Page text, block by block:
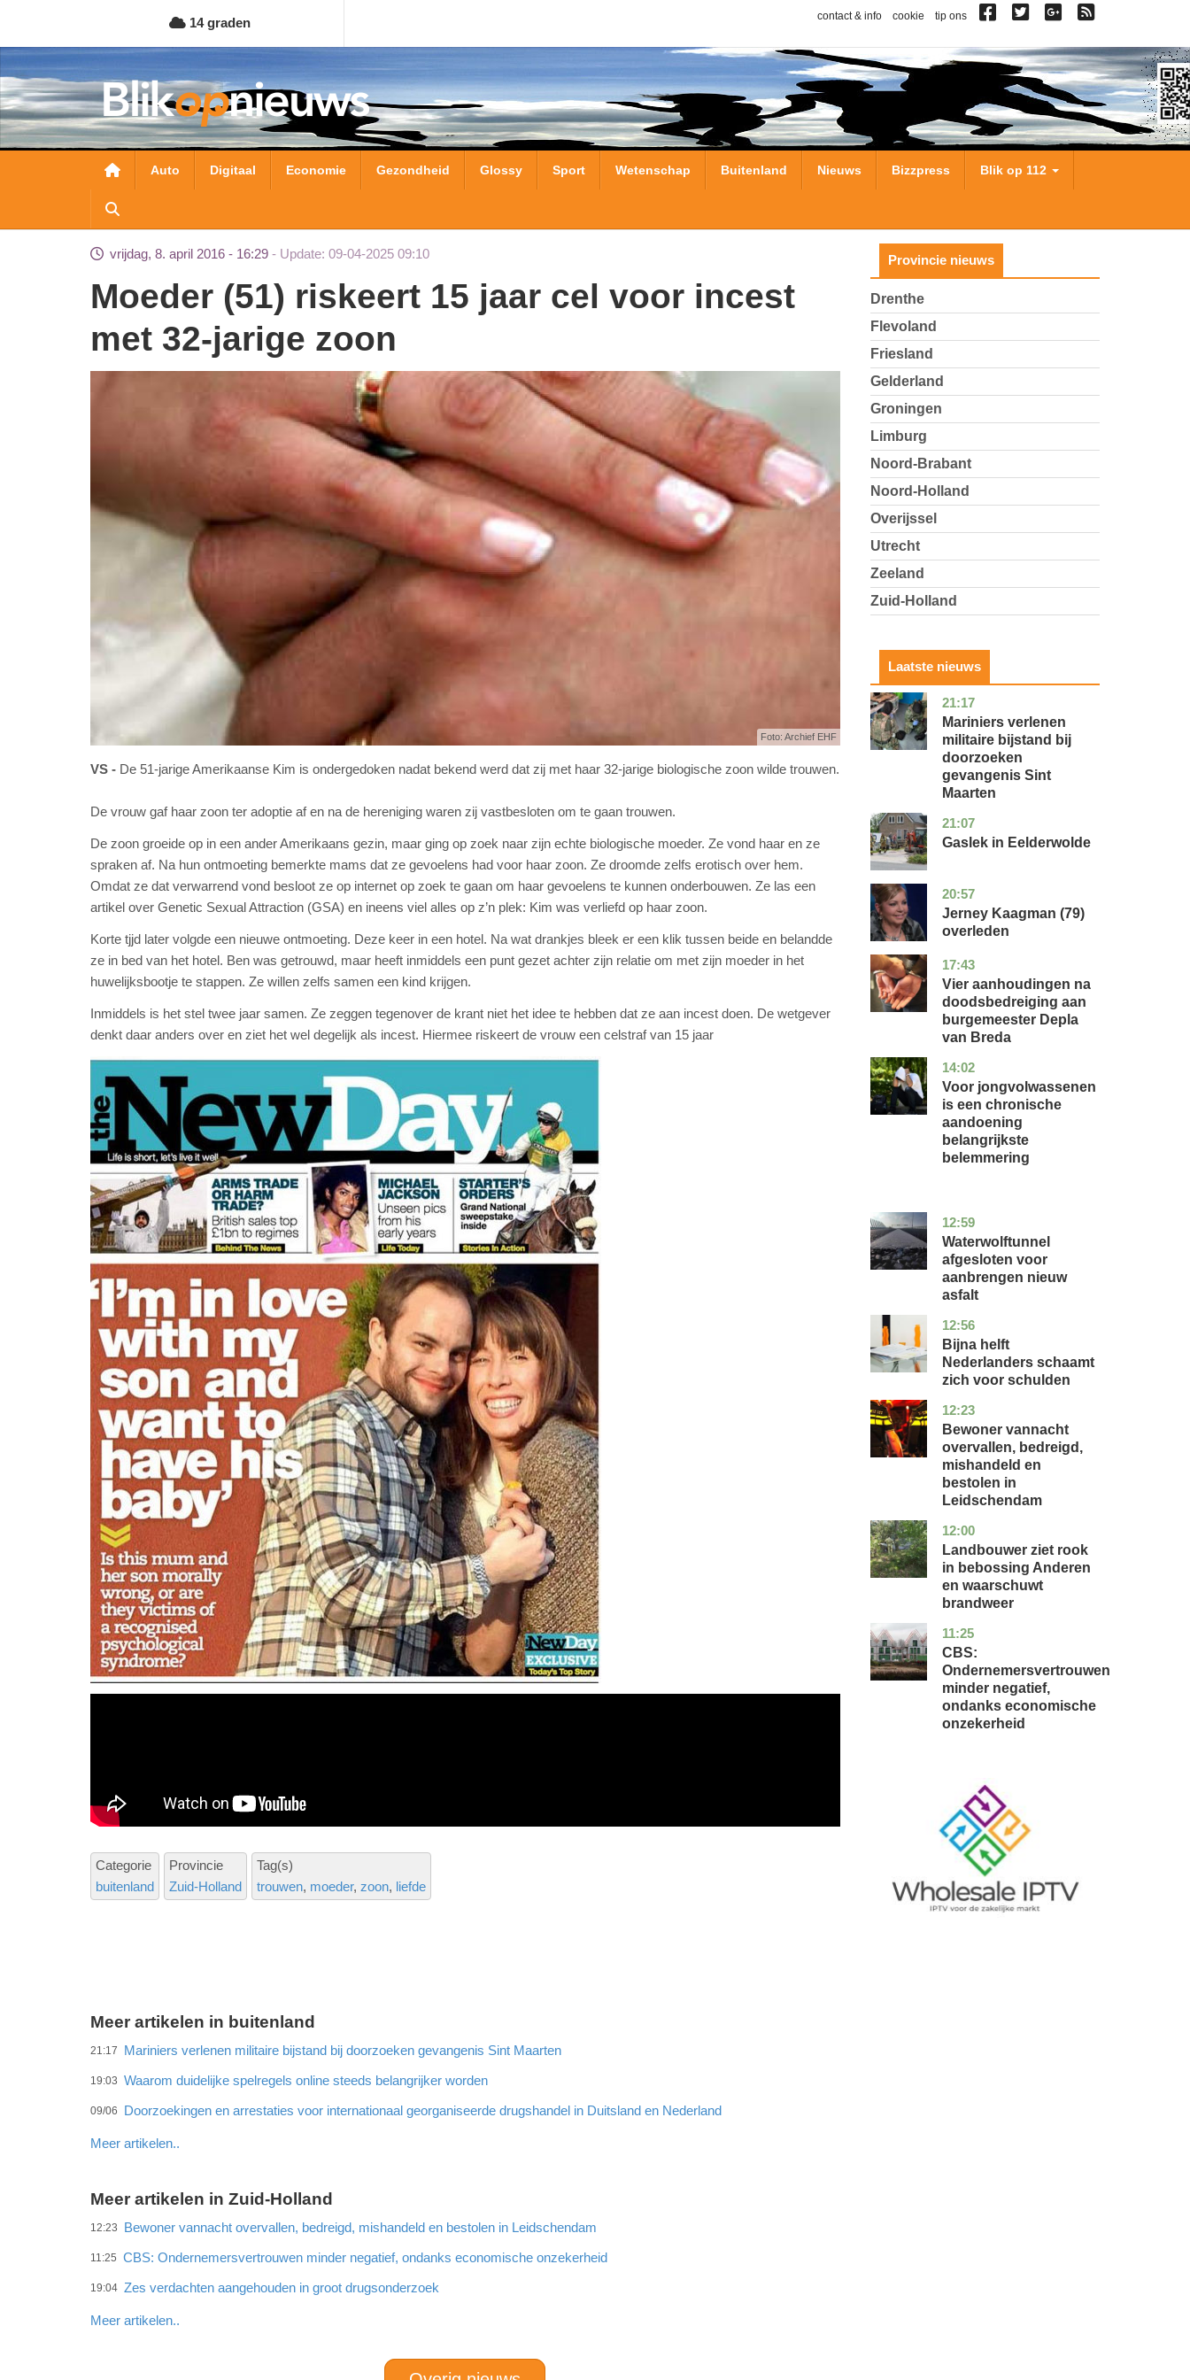
naar
de
inhoud
gaan
14 graden contact & info cookie tip ons
Hoofdnavigatie
Auto Digitaal Economie Gezondheid Glossy Sport Wetenschap Buitenland Nieuws Bizzpress Blik op 112
vrijdag, 8. april 2016 - 16:29 Update: 09-04-2025 09:10
Moeder (51) riskeert 15 jaar cel voor incest
met 32-jarige zoon
Foto: Archief EHF
VS De 51-jarige Amerikaanse Kim is ondergedoken nadat bekend werd dat zij met haar 32-jarige biologische zoon wilde trouwen.
De vrouw gaf haar zoon ter adoptie af en na de hereniging waren zij vastbesloten om te gaan trouwen.
De zoon groeide op in een ander Amerikaans gezin, maar ging op zoek naar zijn echte biologische moeder. Ze vond haar en ze
spraken af. Na hun ontmoeting bemerkte mams dat ze gevoelens had voor haar zoon. Ze droomde zelfs erotisch over hem.
Omdat ze dat verwarrend vond besloot ze op internet op zoek te gaan om haar gevoelens te kunnen onderbouwen. Ze las een
artikel over Genetic SexualAttraction (GSA) en ineens viel alles op z’n plek: Kim was verliefd op haar zoon.
Korte tjjd later volgde een nieuwe ontmoeting. Deze keer in een hotel. Na wat drankjes bleek er een klik tussen beide en belandde
ze in bed van het hotel. Ben was getrouwd, maar heeft inmiddels een punt gezet achter zijn relatie om met zijn moeder in het
huwelijksbootje te stappen. Ze willen zelfs samen een kind krijgen.
Inmiddels is het stel twee jaar samen. Ze zeggen tegenover de krant niet het idee te hebben dat ze aan incest doen. De wetgever
denkt daar anders over en ziet het wel degelijk als incest. Hiermee riskeert de vrouw een celstraf van 15 jaar
Categorie
buitenland
Provincie
Zuid-Holland
Tag(s)
trouwen moeder zoon liefde
Meer artikelen in buitenland
21:17 Mariniers verlenen militaire bijstand bij doorzoeken gevangenis Sint Maarten
19:03 Waarom duidelijke spelregels online steeds belangrijker worden
09/06 Doorzoekingen en arrestaties voor internationaal georganiseerde drugshandel in Duitsland en Nederland
Meer artikelen..
Meer artikelen in Zuid-Holland
12:23 Bewoner vannacht overvallen, bedreigd, mishandeld en bestolen in Leidschendam
11:25 CBS: Ondernemersvertrouwen minder negatief, ondanks economische onzekerheid
19:04 Zes verdachten aangehouden in groot drugsonderzoek
Meer artikelen..
Provincie nieuws
Drenthe
Flevoland
Friesland
Gelderland
Groningen
Limburg
Noord-Brabant
Noord-Holland
Overijssel
Utrecht
Zeeland
Zuid-Holland
Laatste nieuws
21:17
buitenland
Mariniers verlenen
militaire bijstand bij
doorzoeken
gevangenis Sint
Maarten
21:07
drenthe
nieuws
Gaslek in Eelderwolde
20:57
noord-
glossy
Jerney Kaagman (79)
overleden
17:43
noord-
brabant
nieuws
Vier aanhoudingen na
doodsbedreiging aan
burgemeester Depla
van Breda
14:02
utrecht
gezondheid
Voor jongvolwassenen
is een chronische
aandoening
belangrijkste
belemmering
12:59
noord-
holland
nieuws
Waterwolftunnel
afgesloten voor
aanbrengen nieuw
asfalt
12:56
noord-
holland
economie
Bijna helft
Nederlanders schaamt
zich voor schulden
12:23
zuid-
holland
nieuws
Bewoner vannacht
overvallen, bedreigd,
mishandeld en
bestolen in
Leidschendam
12:00
drenthe
nieuws
Landbouwer ziet rook
in bebossing Anderen
en waarschuwt
brandweer
11:25
zuid-
holland
economie
CBS:
Ondernemersvertrouwen
minder negatief,
ondanks economische
onzekerheid